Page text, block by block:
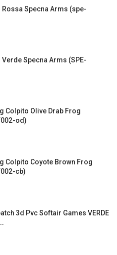
Rossa Specna Arms (spe-
Specna Arms (SPE-
Colpito Olive Drab Frog
od)
Colpito Coyote Brown Frog
cb)
3d Pvc Softair Games VERDE